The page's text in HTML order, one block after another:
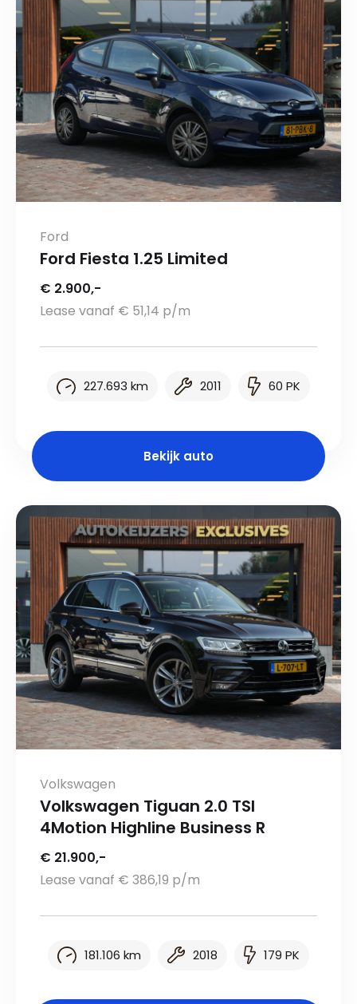
Ford
Ford Fiesta 1.25 Limited
€ 2.900,-
Lease vanaf € 51,14 p/m
227.693 km 2011 60 PK
Bekijk auto
Volkswagen
Volkswagen Tiguan 2.0 TSI
4Motion Highline Business R
€ 21.900,-
Lease vanaf € 386,19 p/m
181.106 km 2018 179 PK